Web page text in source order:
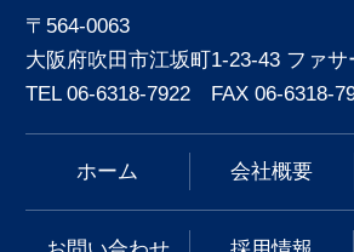
〒564-0063
大阪府吹田市江坂町1-23-43 ファ
TEL 06-6318-7922 FAX 06-6318-
ホーム 会社概要